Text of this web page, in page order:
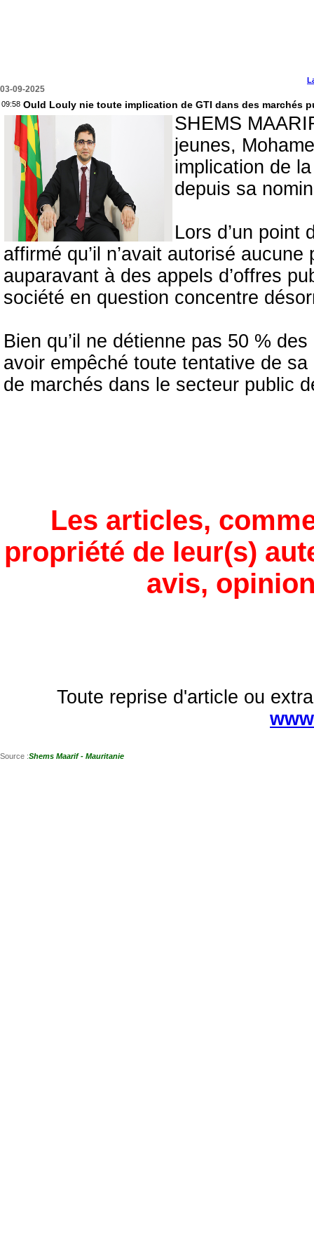
03-09-2025
09:58 Ould Louly nie toute implication de GTI dans des marchés
SHEMS
jeunes,
implication de
depuis sa
Lors d’un point
affirmé qu’il n’avait autorisé
auparavant à des appels d’offres
société en question concentre
Bien qu’il ne détienne pas 50 %
avoir empêché toute tentative de
de marchés dans le secteur public
Les articles,
propriété de leur(s)
avis,
Toute reprise d'article ou
Source :Shems Maarif - Mauritanie